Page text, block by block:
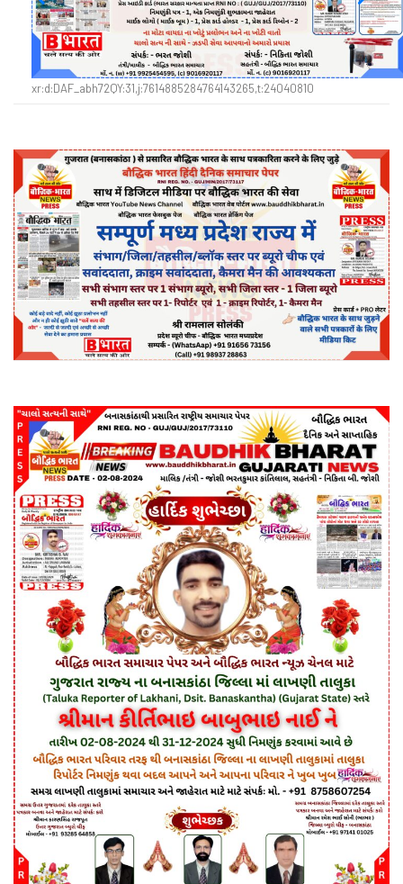
xr:d:DAF_abh72QY:31,j:7614885284764143265,t:24040810